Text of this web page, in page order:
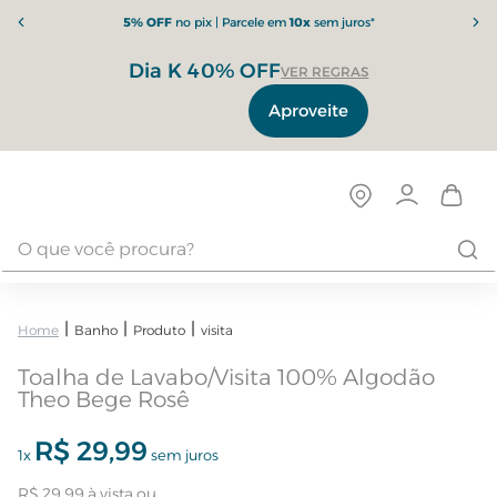
5% OFFno pix | Parcele em10xsem juros*
Dia K 40% OFFVER REGRAS
Aproveite
Banho Produto visita
Toalha de Lavabo/Visita 100% Algodão
Theo Bege Rosê
1x R$ 29,99 sem juros